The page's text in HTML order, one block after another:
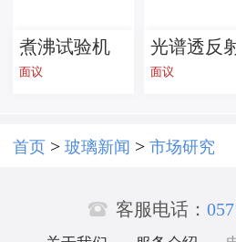
煮沸试验机
面议
光谱透反
比在线测量
面议
首页 > 玻璃新闻 > 市场研究
 客服电话：